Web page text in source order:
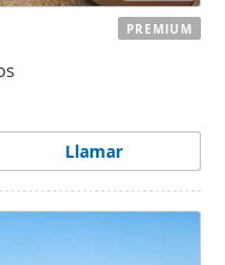
Llamar
PREMIUM